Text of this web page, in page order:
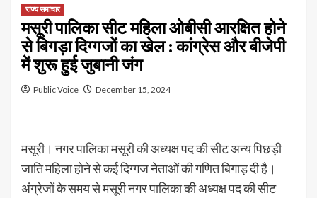
राज्य समाचार
मसूरी पालिका सीट महिला ओबीसी आरक्षित होने
से बिगड़ा दिग्गजों का खेल : कांग्रेस और बीजेपी
में शुरू हुई जुबानी जंग
Public Voice December 15, 2024
मसूरी। नगर पालिका मसूरी की अध्यक्ष पद की सीट अन्य पिछड़ी
जाति महिला होने से कई दिग्गज नेताओं की गणित बिगाड़ दी है।
अंग्रेजों के समय से मसूरी नगर पालिका की अध्यक्ष पद की सीट